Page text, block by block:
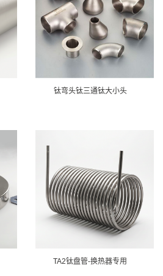
钛弯头钛三通钛大小头
TA2钛盘管-换热器专用